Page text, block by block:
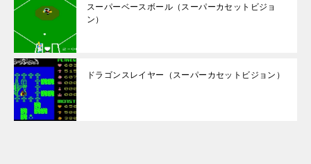
スーパーベースボール（スーパーカセットビジョ
ン）
ドラゴンスレイヤー（スーパーカセットビジョン）